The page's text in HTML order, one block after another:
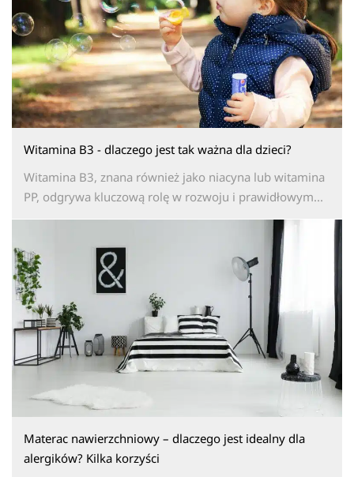
Witamina B3 - dlaczego jest tak ważna dla dzieci?
Witamina B3, znana również jako niacyna lub witamina
PP, odgrywa kluczową rolę w rozwoju i prawidłowym...
Materac nawierzchniowy – dlaczego jest idealny dla
alergików? Kilka korzyści